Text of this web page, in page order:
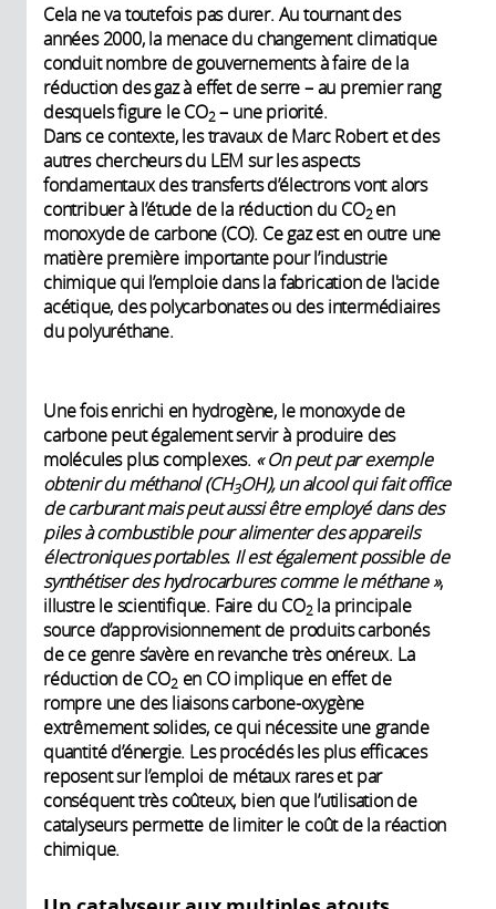
Cela ne va toutefois pas durer. Au tournant des
années 2000, la menace du changement climatique
conduit nombre de gouvernements à faire de la
réduction des gaz à effet de serre – au premier rang
desquels figure le CO2– une priorité.
Dans ce contexte, les travaux de Marc Robert et des
autres chercheurs du LEM sur les aspects
fondamentaux des transferts d’électrons vont alors
contribuer à l’étude de la réduction du CO2en
monoxyde de carbone (CO). Ce gaz est en outre une
matière première importante pour l’industrie
chimique qui l’emploie dans la fabrication de l'acide
acétique, des polycarbonates ou des intermédiaires
du polyuréthane.
Une fois enrichi en hydrogène, le monoxyde de
carbone peut également servir à produire des
molécules plus complexes. « On peut par exemple
obtenir du méthanol (CH3OH), un alcool qui fait office
de carburant mais peut aussi être employé dans des
piles à combustible pour alimenter des appareils
électroniques portables. Il est également possible de
synthétiser des hydrocarbures comme le méthane »,
illustre le scientifique. Faire du CO2la principale
source d’approvisionnement de produits carbonés
de ce genre s’avère en revanche très onéreux. La
réduction de CO2en CO implique en effet de
rompre une des liaisons carbone-oxygène
extrêmement solides, ce qui nécessite une grande
quantité d’énergie. Les procédés les plus efficaces
reposent sur l’emploi de métaux rares et par
conséquent très coûteux, bien que l’utilisation de
catalyseurs permette de limiter le coût de la réaction
chimique.